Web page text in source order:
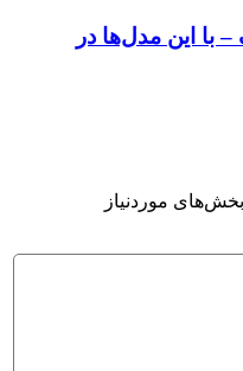
با این مدل‌ها در
بخش‌های موردنیاز